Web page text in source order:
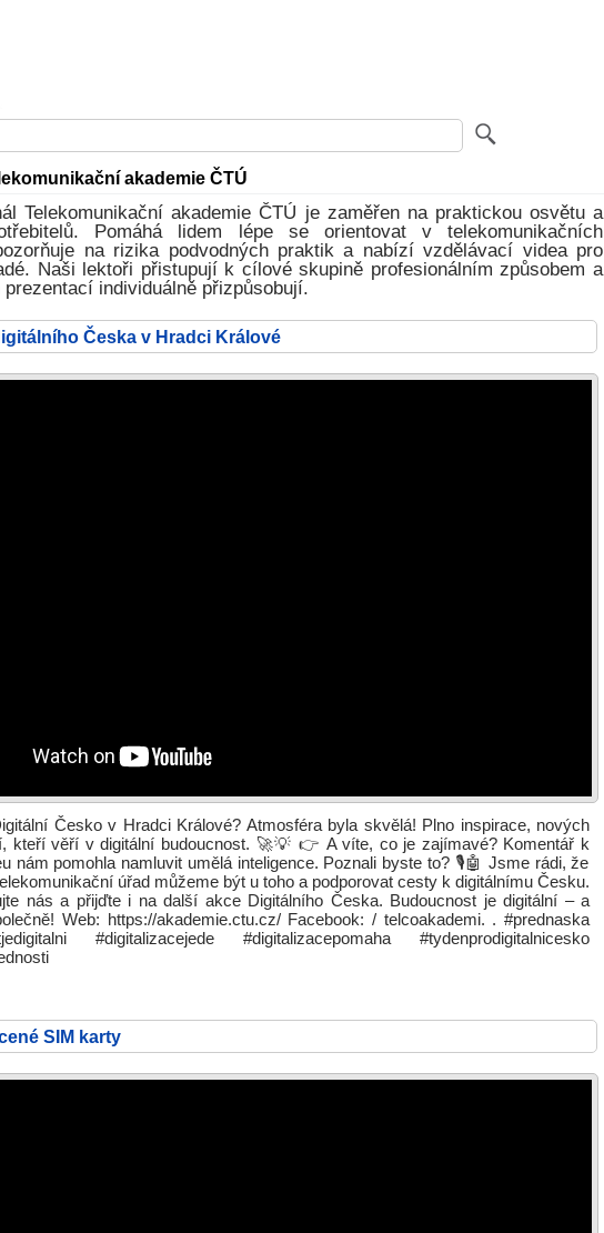
akademie ČTÚ
Telekomunikační akademie ČTÚ je zaměřen na praktickou osvětu a
Pomáhá lidem lépe se orientovat v telekomunikačních
na rizika podvodných praktik a nabízí vzdělávací videa pro
Naši lektoři přistupují k cílové skupině profesionálním způsobem a
individuálně přizpůsobují.
Česka v Hradci Králové
Česko v Hradci Králové? Atmosféra byla skvělá! Plno inspirace, nových
kteří věří v digitální budoucnost. 🚀💡 👉 A víte, co je zajímavé? Komentář k
nám pomohla namluvit umělá inteligence. Poznali byste to? 🎙️🤖 Jsme rádi, že
úřad můžeme být u toho a podporovat cesty k digitálnímu Česku.
nás a přijďte i na další akce Digitálního Česka. Budoucnost je digitální – a
Web: https://akademie.ctu.cz/ Facebook: / telcoakademi. . #prednaska
#digitalizacejede #digitalizacepomaha #tydenprodigitalnicesko
SIM karty